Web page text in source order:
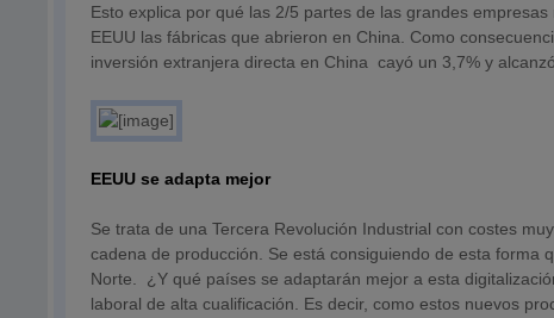
Esto explica por qué las 2/5 partes de las grandes
EEUU las fábricas que abrieron en China. Como
inversión extranjera directa en China cayó un 3,7% y
EEUU se adapta mejor
Se trata de una Tercera Revolución Industrial con costes
cadena de producción. Se está consiguiendo de esta forma
Norte. ¿Y qué países se adaptarán mejor a esta
laboral de alta cualificación. Es decir, como estos nuevos